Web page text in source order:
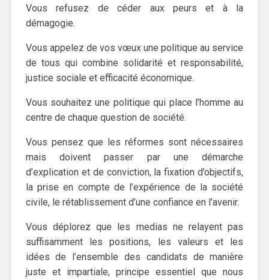
Vous refusez de céder aux peurs et à la
démagogie.
Vous appelez de vos vœux une politique au service
de tous qui combine solidarité et responsabilité,
justice sociale et efficacité économique.
Vous souhaitez une politique qui place l’homme au
centre de chaque question de société.
Vous pensez que les réformes sont nécessaires
mais doivent passer par une démarche
d’explication et de conviction, la fixation d’objectifs,
la prise en compte de l’expérience de la société
civile, le rétablissement d’une confiance en l’avenir.
Vous déplorez que les medias ne relayent pas
suffisamment les positions, les valeurs et les
idées de l’ensemble des candidats de manière
juste et impartiale, principe essentiel que nous